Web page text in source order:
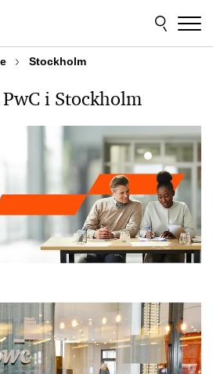
Stockholm
i Stockholm